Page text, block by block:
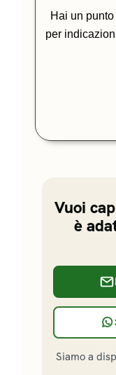
Hai un
per
Vuoi
è
Siamo a